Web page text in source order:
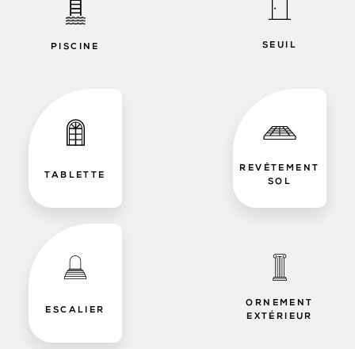
PISCINE SEUIL
TABLETTE
REVÊTEMENT
SOL
ESCALIER
ORNEMENT
EXTÉRIEUR